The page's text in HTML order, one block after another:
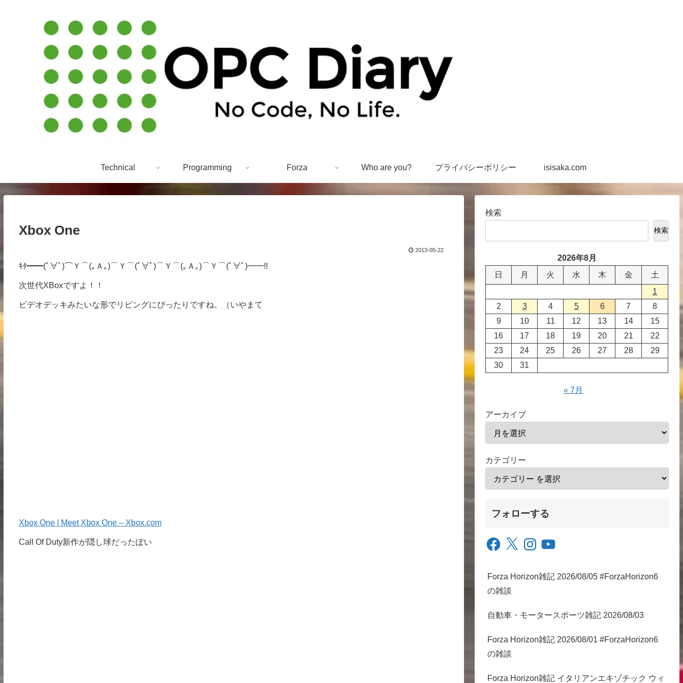
Technical Programming Forza Who are you? プライバシーポリシー isisaka.com
Xbox One
2013-05-22
ｷﾀ━━(ﾟ∀ﾟ)⌒Ｙ⌒(｡Ａ｡)⌒Ｙ⌒(ﾟ∀ﾟ)⌒Ｙ⌒(｡Ａ｡)⌒Ｙ⌒(ﾟ∀ﾟ)━━!!
次世代XBoxですよ！！
ビデオデッキみたいな形でリビングにぴったりですね。（いやまて
Xbox One | Meet Xbox One – Xbox.com
Call Of Duty新作が隠し球だったぽい
検索
検索
2026年8月
日
月 火 水 木 金
土
1
2
3 4 5 6 7
8
9
10 11 12 13 14
15
16
17 18 19 20 21
22
23
24 25 26 27 28
29
30
31
« 7月
アーカイブ
カテゴリー
フォローする
Facebook
X InstagramYouTube
Forza Horizon雑記 2026/08/05 #ForzaHorizon6
の雑談
自動車・モータースポーツ雑記 2026/08/03
Forza Horizon雑記 2026/08/01 #ForzaHorizon6
の雑談
Forza Horizon雑記 イタリアンエキゾチック ウィ